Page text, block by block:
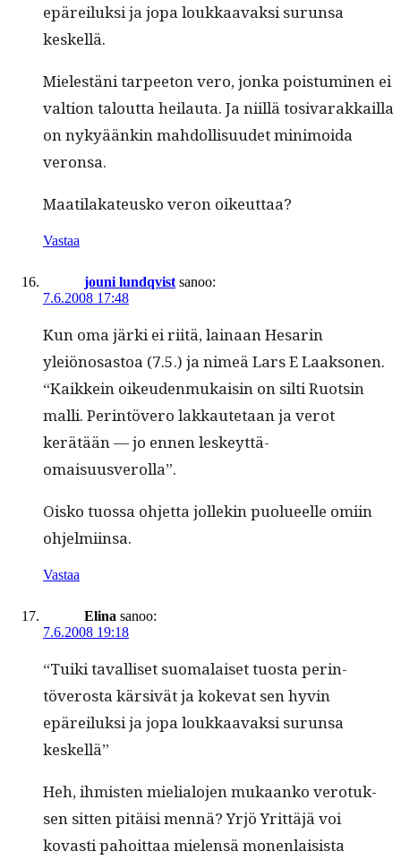
epäreiluk­si ja jopa loukkaavak­si surun­sa
keskellä.
Mielestäni tarpee­ton vero, jon­ka pois­tu­mi­nen ei
val­tion talout­ta heilau­ta. Ja niil­lä tosi­varakkail­la
on nykyäänkin mah­dol­lisu­udet min­i­moi­da
veronsa.
Maati­laka­teusko veron oikeuttaa?
Vastaa
jouni lundqvist sanoo:
7.6.2008 17:48
Kun oma jär­ki ei riitä, lainaan Hesarin
yleiönosas­toa (7.5.) ja nimeä Lars E Laak­so­nen.
“Kaikkein oikeu­den­mukaisin on silti Ruotsin
malli. Per­in­tövero lakkaute­taan ja verot
kerätään — jo ennen leskeyt­tä-
omaisuusverolla”.
Oisko tuos­sa ohjet­ta jollekin puolueelle omi­in
ohjelmiinsa.
Vastaa
Elina sanoo:
7.6.2008 19:18
“Tui­ki taval­liset suo­ma­laiset tuos­ta per­in­
töveros­ta kär­sivät ja koke­vat sen hyvin
epäreiluk­si ja jopa loukkaavak­si surun­sa
keskellä”
Heh, ihmis­ten mielialo­jen mukaanko vero­tuk­
sen sit­ten pitäisi men­nä? Yrjö Yrit­täjä voi
kovasti pahoit­taa mie­len­sä mon­en­lai­sista